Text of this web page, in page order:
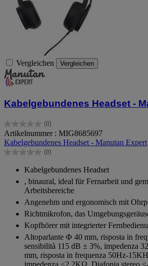
Vergleichen Vergleichen
Kabelgebundenes Headset -
(0)
0.0
von
5
Sternen.
Artikelnummer : MIG8685697
Kabelgebundenes Headset - Manutan Expert
(0)
0.0
Sternen.
Kabelgebundenes Headset
, binaural, ideal für Fernarbeit und
Arbeitsbereiche
Angenehm und ergonomisch mit
Richtmikrofon, das
Kopfhörer mit integrierter
Altoparlante Ф 40 mm, risposta in
sensibilità 115 dB ± 3%, impedenza
mm, risposta in frequenza 50Hz-
impedenza ≤2,2KΩ. Diafonia stereo